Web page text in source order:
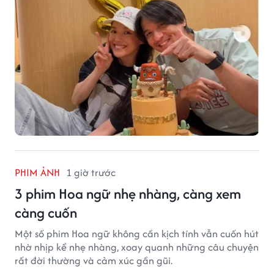
PHIM ẢNH 1 giờ trước
3 phim Hoa ngữ nhẹ nhàng, càng xem
càng cuốn
Một số phim Hoa ngữ không cần kịch tính vẫn cuốn hút
nhờ nhịp kể nhẹ nhàng, xoay quanh những câu chuyện
rất đời thường và cảm xúc gần gũi.